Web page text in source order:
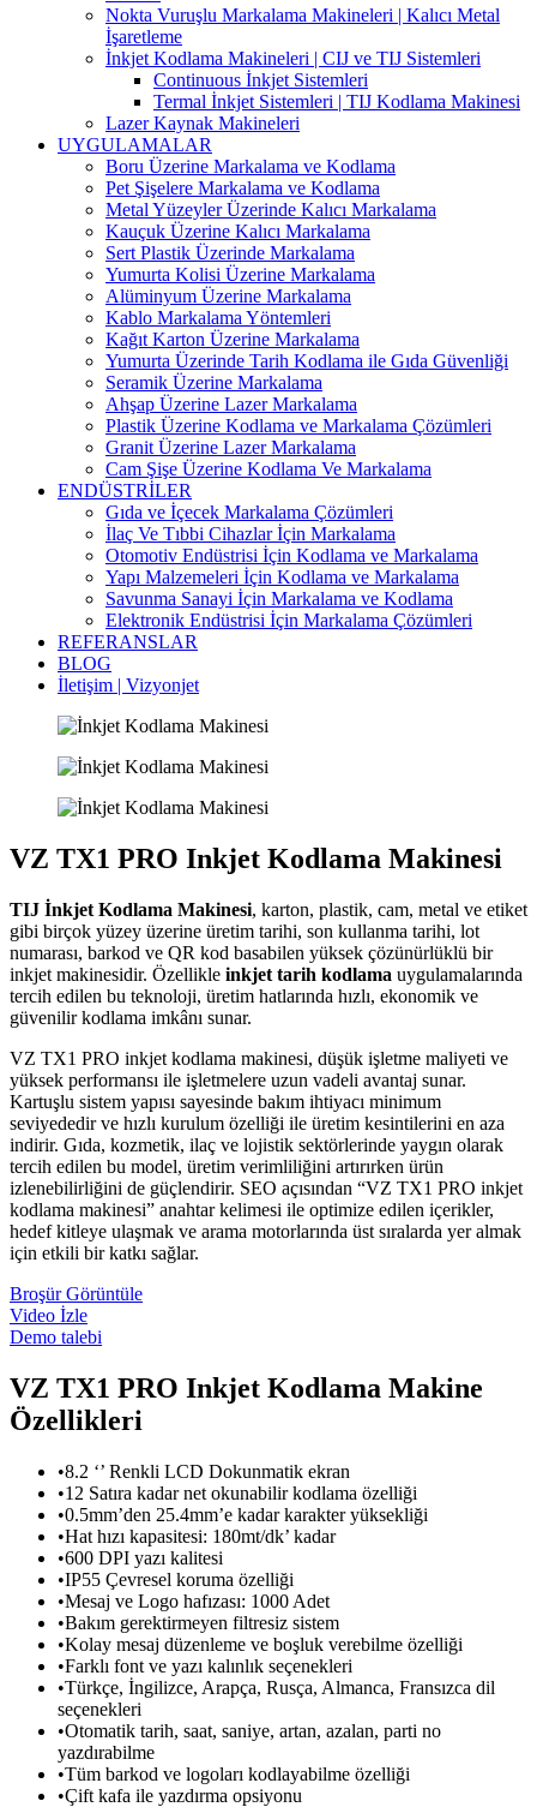
Nokta Vuruşlu Markalama Makineleri | Kalıcı Metal
İşaretleme
İnkjet Kodlama Makineleri | CIJ ve TIJ Sistemleri
Continuous İnkjet Sistemleri
Termal İnkjet Sistemleri | TIJ Kodlama Makinesi
Lazer Kaynak Makineleri
UYGULAMALAR
Boru Üzerine Markalama ve Kodlama
Pet Şişelere Markalama ve Kodlama
Metal Yüzeyler Üzerinde Kalıcı Markalama
Kauçuk Üzerine Kalıcı Markalama
Sert Plastik Üzerinde Markalama
Yumurta Kolisi Üzerine Markalama
Alüminyum Üzerine Markalama
Kablo Markalama Yöntemleri
Kağıt Karton Üzerine Markalama
Yumurta Üzerinde Tarih Kodlama ile Gıda Güvenliği
Seramik Üzerine Markalama
Ahşap Üzerine Lazer Markalama
Plastik Üzerine Kodlama ve Markalama Çözümleri
Granit Üzerine Lazer Markalama
Cam Şişe Üzerine Kodlama Ve Markalama
ENDÜSTRİLER
Gıda ve İçecek Markalama Çözümleri
İlaç Ve Tıbbi Cihazlar İçin Markalama
Otomotiv Endüstrisi İçin Kodlama ve Markalama
Yapı Malzemeleri İçin Kodlama ve Markalama
Savunma Sanayi İçin Markalama ve Kodlama
Elektronik Endüstrisi İçin Markalama Çözümleri
REFERANSLAR
BLOG
İletişim | Vizyonjet
VZ TX1 PRO Inkjet Kodlama Makinesi
TIJ İnkjet Kodlama Makinesi, karton, plastik, cam, metal ve etiket
gibi birçok yüzey üzerine üretim tarihi, son kullanma tarihi, lot
numarası, barkod ve QR kod basabilen yüksek çözünürlüklü bir
inkjet makinesidir. Özellikle inkjet tarih kodlama uygulamalarında
tercih edilen bu teknoloji, üretim hatlarında hızlı, ekonomik ve
güvenilir kodlama imkânı sunar.
VZ TX1 PRO inkjet kodlama makinesi, düşük işletme maliyeti ve
yüksek performansı ile işletmelere uzun vadeli avantaj sunar.
Kartuşlu sistem yapısı sayesinde bakım ihtiyacı minimum
seviyededir ve hızlı kurulum özelliği ile üretim kesintilerini en aza
indirir. Gıda, kozmetik, ilaç ve lojistik sektörlerinde yaygın olarak
tercih edilen bu model, üretim verimliliğini artırırken ürün
izlenebilirliğini de güçlendirir. SEO açısından “VZ TX1 PRO inkjet
kodlama makinesi” anahtar kelimesi ile optimize edilen içerikler,
hedef kitleye ulaşmak ve arama motorlarında üst sıralarda yer almak
için etkili bir katkı sağlar.
Broşür Görüntüle
Video İzle
Demo talebi
VZ TX1 PRO Inkjet Kodlama Makine
Özellikleri
•8.2 ‘’ Renkli LCD Dokunmatik ekran
•12 Satıra kadar net okunabilir kodlama özelliği
•0.5mm’den 25.4mm’e kadar karakter yüksekliği
•Hat hızı kapasitesi: 180mt/dk’ kadar
•600 DPI yazı kalitesi
•IP55 Çevresel koruma özelliği
•Mesaj ve Logo hafızası: 1000 Adet
•Bakım gerektirmeyen filtresiz sistem
•Kolay mesaj düzenleme ve boşluk verebilme özelliği
•Farklı font ve yazı kalınlık seçenekleri
•Türkçe, İngilizce, Arapça, Rusça, Almanca, Fransızca dil
seçenekleri
•Otomatik tarih, saat, saniye, artan, azalan, parti no
yazdırabilme
•Tüm barkod ve logoları kodlayabilme özelliği
•Çift kafa ile yazdırma opsiyonu